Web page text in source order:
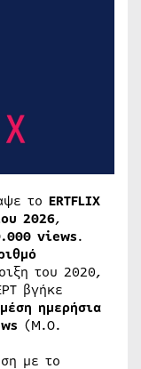
το ERTFLIX
2026,
views.
του 2020,
βγήκε
μέση ημερήσια
(Μ.Ο.
με το